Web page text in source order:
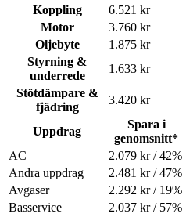
Koppling
6.521 kr
Motor
3.760 kr
Oljebyte
1.875 kr
Styrning &
underrede
1.633 kr
Stötdämpare &
fjädring
3.420 kr
Uppdrag
Spara i
genomsnitt*
AC
2.079 kr / 42%
Andra uppdrag 2.481 kr / 47%
Avgaser 2.292 kr / 19%
Basservice 2.037 kr / 57%